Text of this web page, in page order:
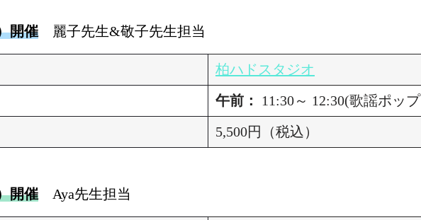
開催 麗子先生&敬子先生担当
柏ハドスタジオ
午前：
11:30～ 12:30(歌謡ポッ
5,500円（税込）
開催 Aya先生担当